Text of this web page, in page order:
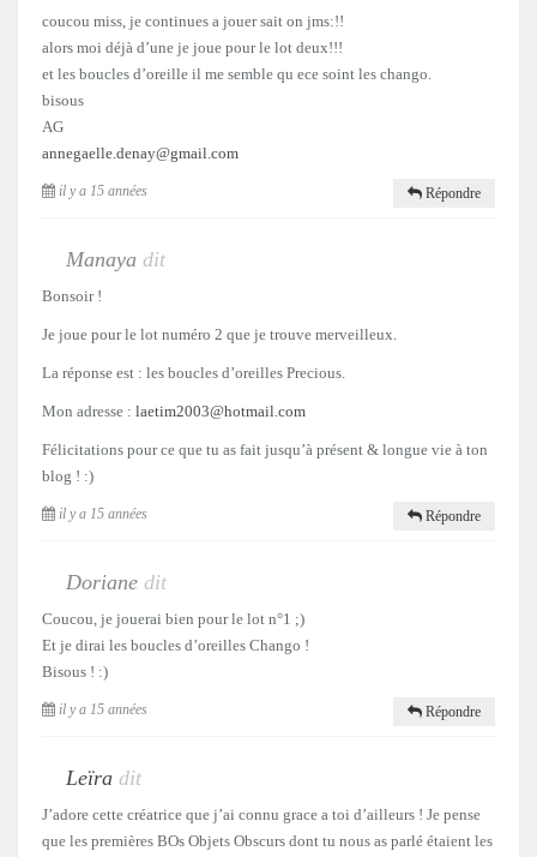
coucou miss, je continues a jouer sait on jms:!!
alors moi déjà d’une je joue pour le lot deux!!!
et les boucles d’oreille il me semble qu ece soint les chango.
bisous
AG
annegaelle.denay@gmail.com
il y a 15 années Répondre
Manaya dit
Bonsoir !
Je joue pour le lot numéro 2 que je trouve merveilleux.
La réponse est : les boucles d’oreilles Precious.
Mon adresse : laetim2003@hotmail.com
Félicitations pour ce que tu as fait jusqu’à présent & longue vie à ton
blog ! :)
il y a 15 années Répondre
Doriane dit
Coucou, je jouerai bien pour le lot n°1 ;)
Et je dirai les boucles d’oreilles Chango !
Bisous ! :)
il y a 15 années Répondre
Leïra dit
J’adore cette créatrice que j’ai connu grace a toi d’ailleurs ! Je pense
que les premières BOs Objets Obscurs dont tu nous as parlé étaient les